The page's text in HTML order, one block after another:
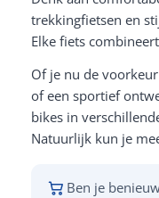
trekkingfietsen en
Elke fiets
Of je nu de
of een sportief
bikes in
Natuurlijk kun je
Ben je